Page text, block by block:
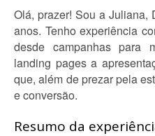
Olá, prazer! Sou a Juliana,
anos. Tenho experiência
desde campanhas para
landing pages a
que, além de prezar pela
e conversão.
Resumo da